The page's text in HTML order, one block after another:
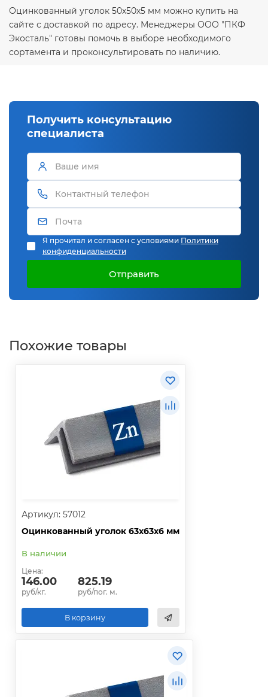
Оцинкованный уголок 50х50х5 мм можно купить на
сайте с доставкой по адресу. Менеджеры ООО "ПКФ
Экосталь" готовы помочь в выборе необходимого
сортамента и проконсультировать по наличию.
Получить консультацию
специалиста
Я прочитал и согласен с условиями Политики
конфиденциальности
Отправить
Похожие товары
Артикул: 57012
Оцинкованный уголок 63х63х6 мм
В наличии
Цена:
146.00
руб/кг.
825.19
руб/пог. м.
В корзину